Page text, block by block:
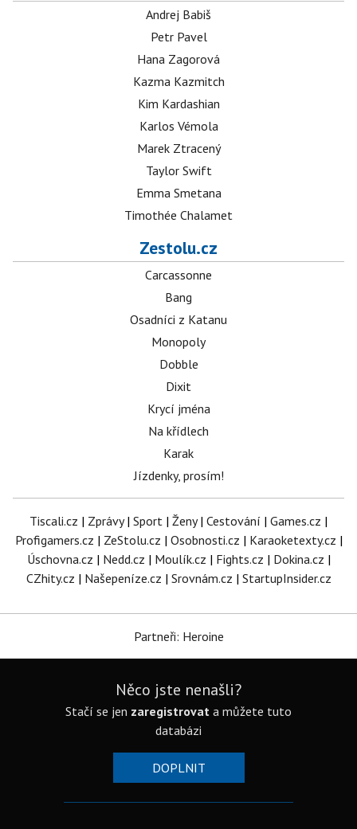
Andrej Babiš
Petr Pavel
Hana Zagorová
Kazma Kazmitch
Kim Kardashian
Karlos Vémola
Marek Ztracený
Taylor Swift
Emma Smetana
Timothée Chalamet
Zestolu.cz
Carcassonne
Bang
Osadníci z Katanu
Monopoly
Dobble
Dixit
Krycí jména
Na křídlech
Karak
Jízdenky, prosím!
Tiscali.cz | Zprávy| Sport | Ženy| Cestování | Games.cz |
Profigamers.cz | ZeStolu.cz | Osobnosti.cz | Karaoketexty.cz |
Úschovna.cz | Nedd.cz | Moulík.cz | Fights.cz | Dokina.cz |
CZhity.cz | Našepeníze.cz | Srovnám.cz | StartupInsider.cz
Partneři: Heroine
Něco jste nenašli?
Stačí se jen zaregistrovat a můžete tuto
databázi
DOPLNIT